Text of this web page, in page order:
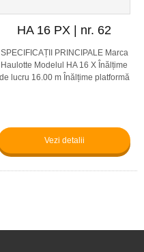
HA 16 PX | nr. 62
SPECIFICAȚII PRINCIPALE Marca
Haulotte Modelul HA 16 X Înălțime
de lucru 16.00 m Înălțime platformă
Vezi detalii